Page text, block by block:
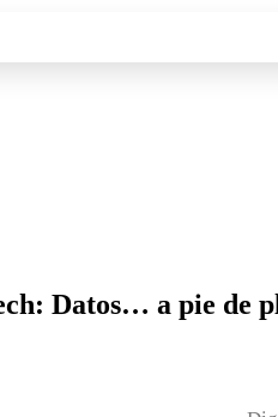
Datos… a pie de